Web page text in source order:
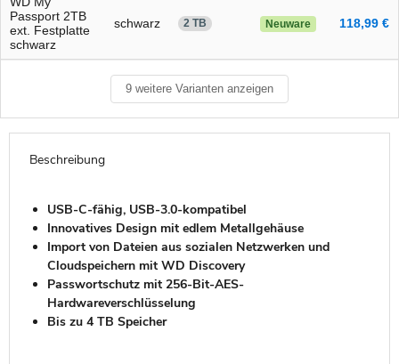
Passport 2TB
ext. Festplatte
schwarz
schwarz 2 TB Neuware 118,99 €
9 weitere Varianten anzeigen
Beschreibung
USB-C-fähig, USB-3.0-kompatibel
Innovatives Design mit edlem Metallgehäuse
Import von Dateien aus sozialen Netzwerken und
Cloudspeichern mit WD Discovery
Passwortschutz mit 256-Bit-AES-
Hardwareverschlüsselung
Bis zu 4 TB Speicher